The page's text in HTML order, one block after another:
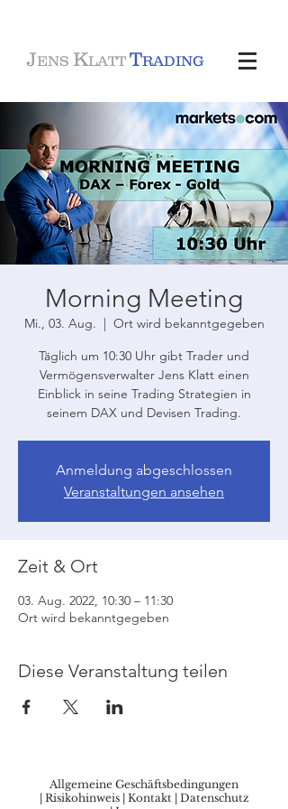
JENS KLATT TRADING
Morning Meeting
Mi., 03. Aug.
  |
Ort wird bekanntgegeben
Täglich um 10:30 Uhr gibt Trader und
Vermögensverwalter Jens Klatt einen
Einblick in seine Trading Strategien in
seinem DAX und Devisen Trading.
Anmeldung abgeschlossen
Veranstaltungen ansehen
Zeit & Ort
03. Aug. 2022, 10:30 – 11:30
Ort wird bekanntgegeben
Diese Veranstaltung teilen
Allgemeine Geschäftsbedingungen
| Risikohinweis| Kontakt | Datenschutz